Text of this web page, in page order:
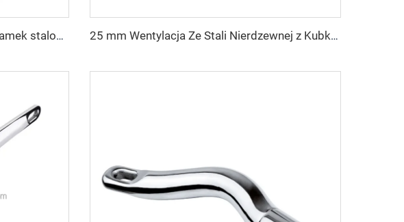
Zacisk rur z nasadką ze szczeliną Zamek stalowy morski 25 mm Wentylacja Ze Stali Nierdzewnej z Kubkiem Artykuły Morskie Otwór Wentylacyjny z Osłoną do Zbiornika Paliwa Wody na Łódź